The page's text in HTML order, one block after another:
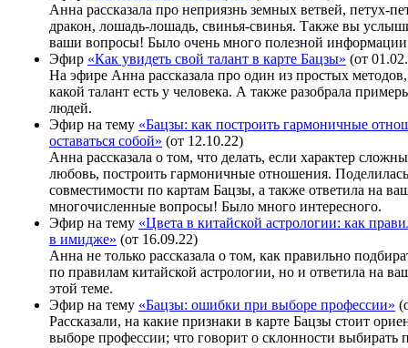
Анна рассказала про неприязнь земных ветвей, петух-
дракон, лошадь-лошадь, свинья-свинья. Также вы
ваши вопросы! Было очень много полезной
Эфир «Как увидеть свой талант в карте Бацзы» (от
На эфире Анна рассказала про один из простых
какой талант есть у человека. А также разобрала
людей.
Эфир на тему «Бацзы: как построить гармоничные
оставаться собой» (от 12.10.22)
Анна рассказала о том, что делать, если характер
любовь, построить гармоничные отношения.
совместимости по картам Бацзы, а также ответила на
многочисленные вопросы! Было много интересного.
Эфир на тему «Цвета в китайской астрологии: как
в имидже» (от 16.09.22)
Анна не только рассказала о том, как правильно
по правилам китайской астрологии, но и ответила на
этой теме.
Эфир на тему «Бацзы: ошибки при выборе профессии»
Рассказали, на какие признаки в карте Бацзы стоит
выборе профессии; что говорит о склонности выбирать